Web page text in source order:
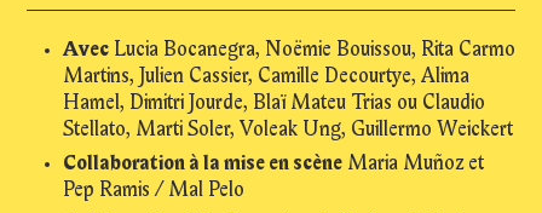
Avec Lucia Bocanegra, Noëmie Bouissou, Rita Carmo
Martins, Julien Cassier, Camille Decourtye, Alima
Hamel, Dimitri Jourde, Blaï Mateu Trias ou Claudio
Stellato, Marti Soler, Voleak Ung, Guillermo Weickert
Collaboration à la mise en scène Maria Muñoz et
Pep Ramis / Mal Pelo